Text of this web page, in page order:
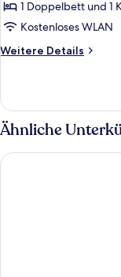
Suite
anzeigen
1 Doppelbett und 1
Kostenloses WLAN
Weitere Details
Weitere
Suite
Ähnliche
Rugard Thermal